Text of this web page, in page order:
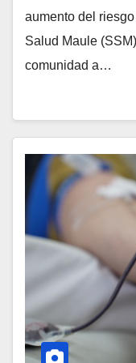
aumento del
Salud Maule
comunidad a…